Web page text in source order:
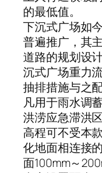
的最低值。
下沉式广场如
普遍推广，其
道路的规划设
沉式广场重力
抽排措施与之配
凡用于雨水调
洪涝应急滞洪
高程可不受本
化地面相连接
面100mm～